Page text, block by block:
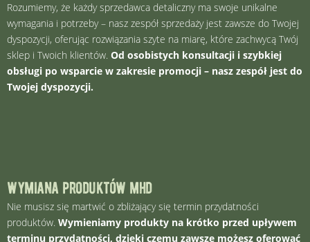
Rozumiemy, że każdy sprzedawca detaliczny ma swoje unikalne
wymagania i potrzeby – nasz zespół sprzedaży jest zawsze do Twojej
dyspozycji, oferując rozwiązania szyte na miarę, które zachwycą Twój
sklep i Twoich klientów. Od osobistych konsultacji i szybkiej
obsługi po wsparcie w zakresie promocji – nasz zespół jest do
Twojej dyspozycji.
wymiana produktów mhd
Nie musisz się martwić o zbliżający się termin przydatności
produktów. Wymieniamy produkty na krótko przed upływem
terminu przydatności, dzięki czemu zawsze możesz oferować